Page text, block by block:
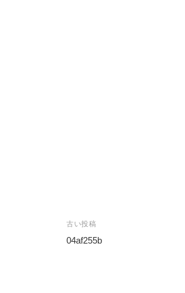
投
稿
古い投稿
04af255b